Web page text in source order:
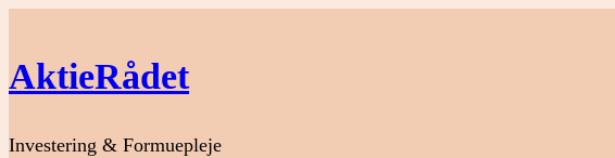
indhold
AktieRådet
Investering & Formuepleje